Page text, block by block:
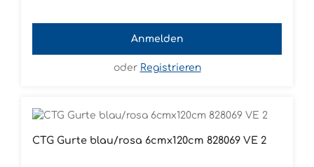
Anmelden
oder Registrieren
CTG Gurte blau/rosa 6cmx120cm 828069 VE 2